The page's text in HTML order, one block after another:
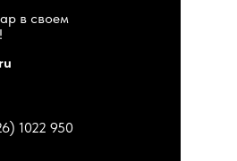
в своем
1022 950